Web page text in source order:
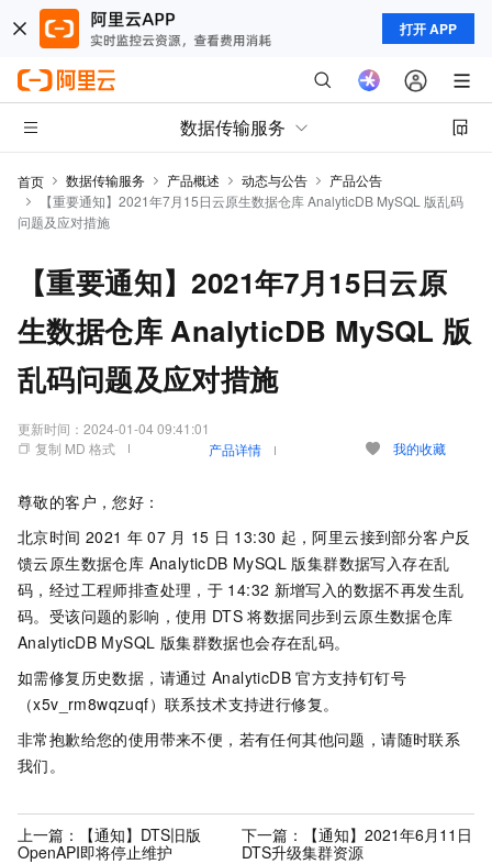
打开 APP
数据传输服务
首页 数据传输服务 产品概述 动态与公告
产品公告
【重要通知】2021年7月15日云原生数据仓库 AnalyticDB MySQL 版乱码
问题及应对措施
【重要通知】2021年7月15日云原
生数据仓库 AnalyticDB MySQL 版
乱码问题及应对措施
更新时间： 2024-01-04 09:41:01
复制 MD 格式
产品详情 我的收藏
尊敬的客户，您好：
北京时间 2021 年 07 月 15 日 13:30 起，阿里云接到部分客户反
馈云原生数据仓库 AnalyticDB MySQL 版集群数据写入存在乱
码，经过工程师排查处理，于 14:32 新增写入的数据不再发生乱
码。受该问题的影响，使用 DTS 将数据同步到云原生数据仓库
AnalyticDB MySQL 版集群数据也会存在乱码。
如需修复历史数据，请通过 AnalyticDB 官方支持钉钉号
（x5v_rm8wqzuqf）联系技术支持进行修复。
非常抱歉给您的使用带来不便，若有任何其他问题，请随时联系
我们。
上一篇：
【通知】DTS旧版
OpenAPI即将停止维护
下一篇：
【通知】2021年6月11日
DTS升级集群资源